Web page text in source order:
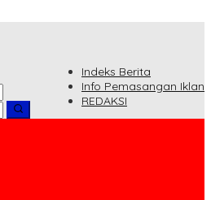
Indeks Berita
Info Pemasangan Iklan
REDAKSI